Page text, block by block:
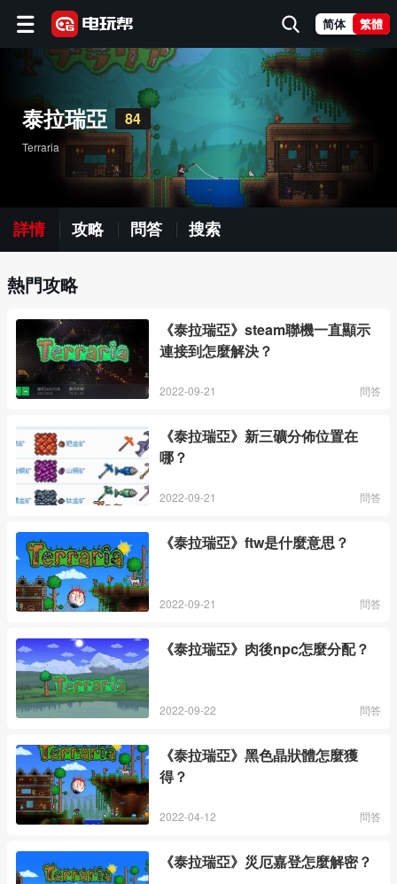
简体 繁體
泰拉瑞亞 84
Terraria
詳情 攻略 問答 搜索
熱門攻略
《泰拉瑞亞》steam聯機一直顯示
連接到怎麼解決？
2022-09-21 問答
《泰拉瑞亞》新三礦分佈位置在
哪？
2022-09-21 問答
《泰拉瑞亞》ftw是什麼意思？
2022-09-21 問答
《泰拉瑞亞》肉後npc怎麼分配？
2022-09-22 問答
《泰拉瑞亞》黑色晶狀體怎麼獲
得？
2022-04-12 問答
《泰拉瑞亞》災厄嘉登怎麼解密？